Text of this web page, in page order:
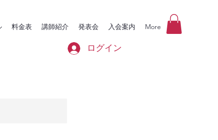
料金表 講師紹介 発表会 入会案内 More
ログイン